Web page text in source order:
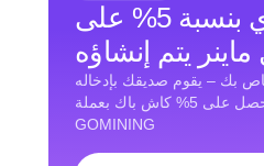
استرداد نقدي بنسبة 5% على
ماينر يتم إنشاؤه
بك – يقوم صديقك بإدخاله
عند الدفع ويحصل على 5% كاش باك بعملة
GOMINING